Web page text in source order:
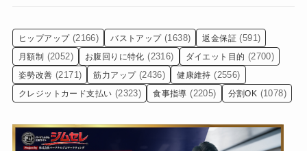
ヒップアップ (2166) バストアップ (1638) 返金保証 (591)
月額制 (2052) お腹回りに特化 (2316) ダイエット目的 (2700)
姿勢改善 (2171) 筋力アップ (2436) 健康維持 (2556)
クレジットカード支払い (2323) 食事指導 (2205) 分割OK (1078)